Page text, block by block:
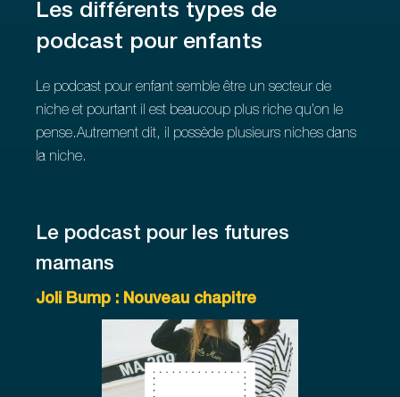
Les différents types de
podcast pour enfants
Le podcast pour enfant semble être un secteur de
niche et pourtant il est beaucoup plus riche qu’on le
pense.Autrement dit, il possède plusieurs niches dans
la niche.
Le podcast pour les futures
mamans
Joli Bump : Nouveau chapitre